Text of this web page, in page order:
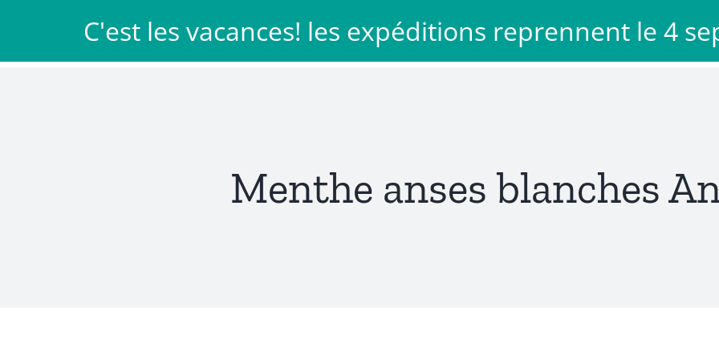
C'est les vacances! les expéditions reprennent le 4
Les Patachons Idée cadeau Décoration Voyage Mode Mon
Menthe anses blanches